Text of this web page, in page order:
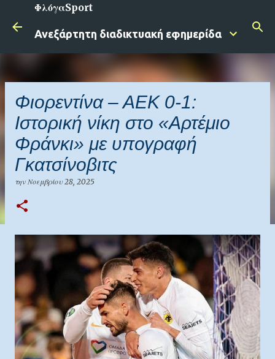
Μετάβαση στο κύριο περιεχόμενο
ΦλόγαSport
Ανεξάρτητη διαδικτυακή εφημερίδα
Φιορεντίνα – ΑΕΚ 0-1:
Ιστορική νίκη στο «Αρτέμιο
Φράνκι» με υπογραφή
Γκατσίνοβιτς
την Νοεμβρίου 28, 2025